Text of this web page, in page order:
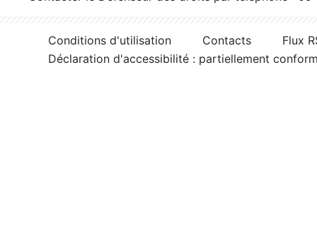
Conditions d'utilisation Contacts
Flux
Déclaration d'accessibilité : partiellement